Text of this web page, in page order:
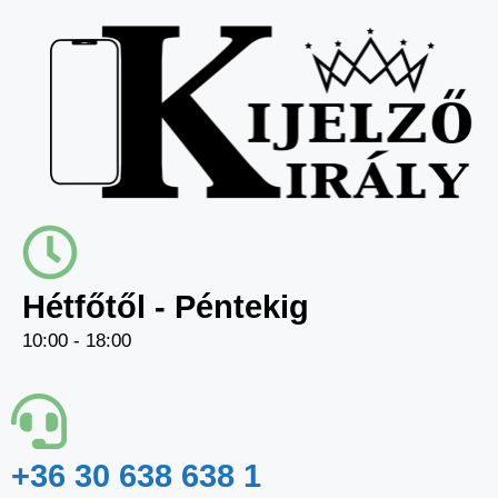
Hétfőtől - Péntekig
10:00 - 18:00
+36 30 638 638 1